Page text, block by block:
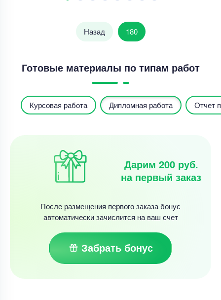
Назад 180
Готовые материалы по типам работ
Курсовая работа Дипломная работа Отчет
Дарим 200 руб.
на первый заказ
После размещения первого заказа бонус
автоматически зачислится на ваш счет
Забрать бонус